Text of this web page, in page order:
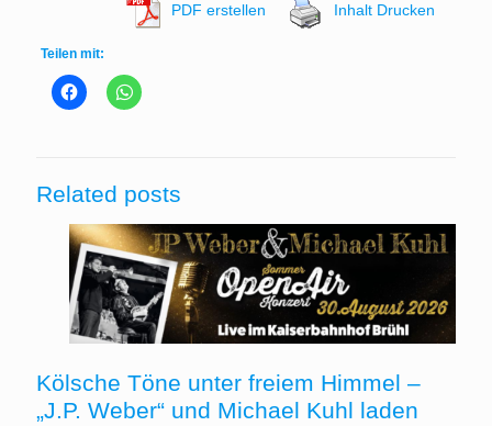
PDF erstellen Inhalt Drucken
Teilen mit:
Related posts
Kölsche Töne unter freiem Himmel –
„J.P. Weber“ und Michael Kuhl laden